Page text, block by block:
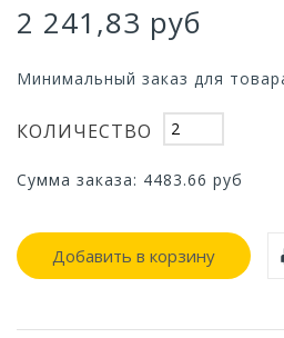
2 241,83 руб
Минимальный заказ для
КОЛИЧЕСТВО
Сумма заказа: 4483.66 руб
Добавить в корзину